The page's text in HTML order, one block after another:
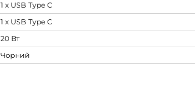
1 x USB Type C
1 x USB Type C
20 Вт
Чорний